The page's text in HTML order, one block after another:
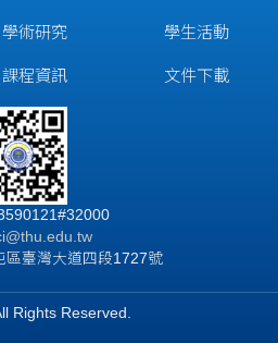
學術研究
課程資訊
學生活動
文件下載
區臺灣大道四段1727號
Rights Reserved.